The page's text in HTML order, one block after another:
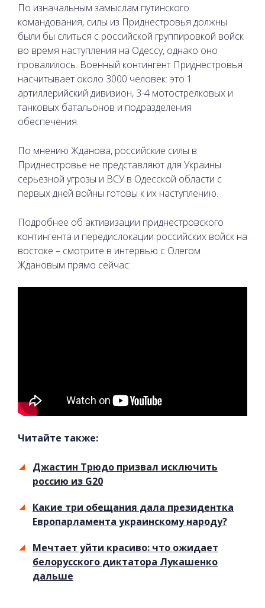
По изначальным замыслам путинского
командования, силы из Приднестровья должны
были бы слиться с российской группировкой войск
во время наступления на Одессу, однако оно
провалилось. Военный контингент Приднестровья
насчитывает около 3000 человек: это 1
артиллерийский дивизион, 3-4 мотострелковых и
танковых батальонов и подразделения
обеспечения.
По мнению Жданова, российские силы в
Приднестровье не представляют для Украины
серьезной угрозы и ВСУ в Одесской области с
первых дней войны готовы к их наступлению.
Подробнее об активизации приднестровского
контингента и передислокации российских войск на
востоке – смотрите в интервью с Олегом
Ждановым прямо сейчас:
Читайте также:
Джастин Трюдо призвал исключить
россию из G20
Какие три обещания дала президентка
Европарламента украинскому народу?
Мечтает уйти красиво: что ожидает
белорусского диктатора Лукашенко
дальше